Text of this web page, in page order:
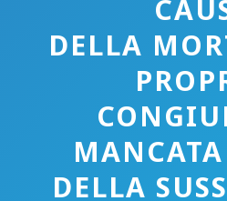
DELLA
DELLA